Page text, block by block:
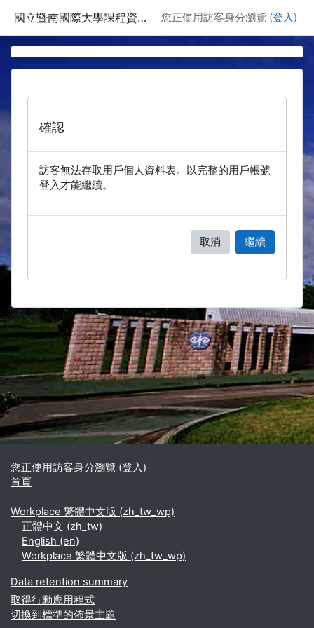
國立暨南國際大學課程資訊網 您正使用訪客身分瀏覽 (登入 )
確認
訪客無法存取用戶個人資料表。以完整的用戶帳號
登入才能繼續。
取消 繼續
區塊
補充內容區塊
您正使用訪客身分瀏覽 (登入)
首頁
Workplace 繁體中文版 ‎(zh_tw_wp)‎
正體中文 ‎(zh_tw)‎
English ‎(en)‎
Workplace 繁體中文版 ‎(zh_tw_wp)‎
Data retention summary
取得行動應用程式
切換到標準的佈景主題